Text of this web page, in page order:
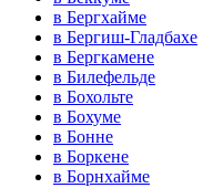
в Бергхайме
в Бергиш-Гладбахе
в Бергкамене
в Билефельде
в Бохольте
в Бохуме
в Бонне
в Боркене
в Борнхайме